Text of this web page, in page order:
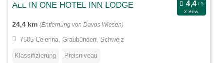
ALL IN ONE HOTEL INN LODGE
3 Bew.
24,4 km (Entfernung von Davos Wiesen)
7505 Celerina, Graubünden, Schweiz
Klassifizierung Preisniveau